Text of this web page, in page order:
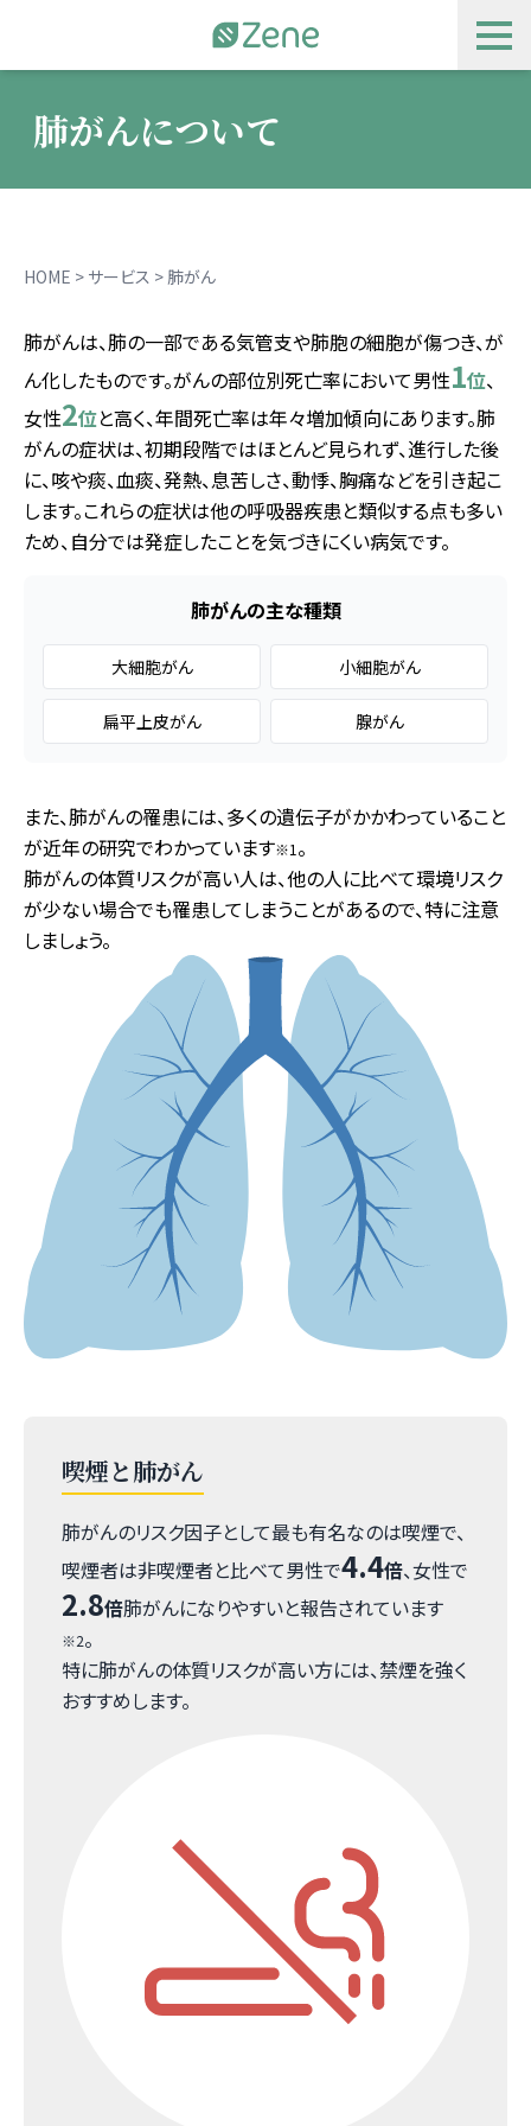
Zene メ
会社概要
サービス
採用情報
お問い合わせ
無料資料ダウンロード
肺がんについて
HOME > サービス > 肺がん
肺がんは、肺の一部である気管支や肺胞の細胞が傷つき、が
ん化したものです。がんの部位別死亡率において男性1位、
女性2位と高く、年間死亡率は年々増加傾向にあります。肺
がんの症状は、初期段階ではほとんど見られず、進行した後
に、咳や痰、血痰、発熱、息苦しさ、動悸、胸痛などを引き起こ
します。これらの症状は他の呼吸器疾患と類似する点も多い
ため、自分では発症したことを気づきにくい病気です。
肺がんの主な種類
大細胞がん 小細胞がん
扁平上皮がん 腺がん
また、肺がんの罹患には、多くの遺伝子がかかわっていること
が近年の研究でわかっています※1 。
肺がんの体質リスクが高い人は、他の人に比べて環境リスク
が少ない場合でも罹患してしまうことがあるので、特に注意
しましょう。
喫煙と肺がん
肺がんのリスク因子として最も有名なのは喫煙で、
喫煙者は非喫煙者と比べて男性で4.4倍、女性で
2.8倍肺がんになりやすいと報告されています
※2。
特に肺がんの体質リスクが高い方には、禁煙を強く
おすすめします。